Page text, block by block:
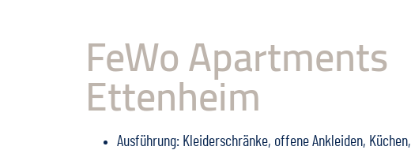
FeWo Apartments
Ettenheim
Ausführung: Kleiderschränke, offene Ankleiden, Küchen,